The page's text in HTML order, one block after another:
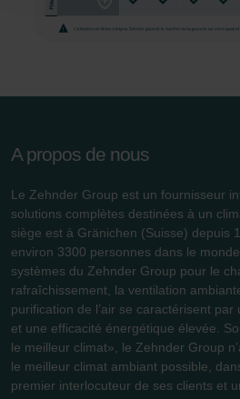
durablement tout enregistrement
des cookies au sein du navigateur
disponibles dans leur intégralité.
Pour plus de détails, nous vous
connaissance de notre politique
Datenschutzerklärung der Zehnder
Zehnder Group AG: Data Privacy
Zehnder Group België nv/sa:
Zehnder Group Czech Republic
A propos de nous
Le Zehnder Group est un fournisseur
solutions complètes destinées à un
siège est à Gränichen (Suisse) depuis
environ 3300 personnes dans le
systèmes du Zehnder Group pour le
rafraîchissement, la ventilation
purification de l’air se caractérisent
et une efficacité énergétique élevée.
le meilleur climat», le Zehnder Group
le meilleur climat ambiant possible,
premier interlocuteur de ses clients et